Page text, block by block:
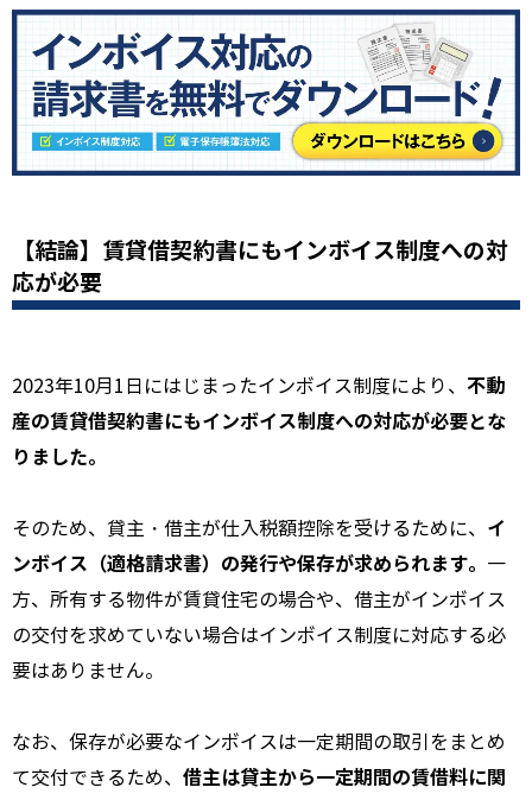
【結論】賃貸借契約書にもインボイス制度への対
応が必要
2023年10月1日にはじまったインボイス制度により、 不動
産の賃貸借契約書にもインボイス制度への対応が必要とな
りました。
そのため、貸主・借主が仕入税額控除を受けるために、 イ
ンボイス（適格請求書）の発行や保存が求められます。 一
方、所有する物件が賃貸住宅の場合や、借主がインボイス
の交付を求めていない場合はインボイス制度に対応する必
要はありません。
なお、保存が必要なインボイスは一定期間の取引をまとめ
て交付できるため、 借主は貸主から一定期間の賃借料に関